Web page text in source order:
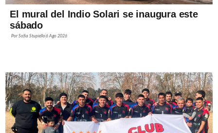
El mural del Indio Solari se inaugura este
sábado
PorSofía Stupiello6 Ago 2026